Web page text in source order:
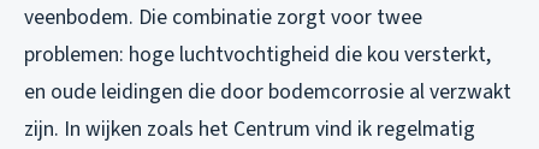
veenbodem. Die combinatie zorgt voor twee
problemen: hoge luchtvochtigheid die kou versterkt,
en oude leidingen die door bodemcorrosie al verzwakt
zijn. In wijken zoals het Centrum vind ik regelmatig